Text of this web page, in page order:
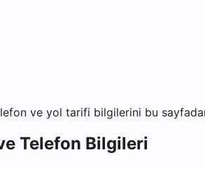
ve yol tarifi bilgilerini bu
Telefon Bilgileri